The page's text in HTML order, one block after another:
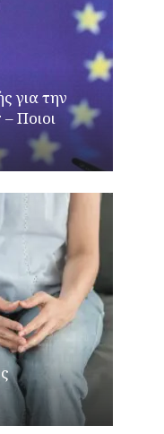
για την
Ποιοι